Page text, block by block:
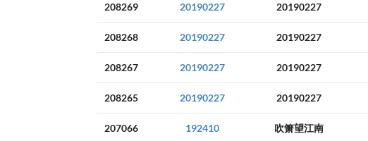
208269 20190227 20190227
208268 20190227 20190227
208267 20190227 20190227
208265 20190227 20190227
207066 192410 吹箫望江南